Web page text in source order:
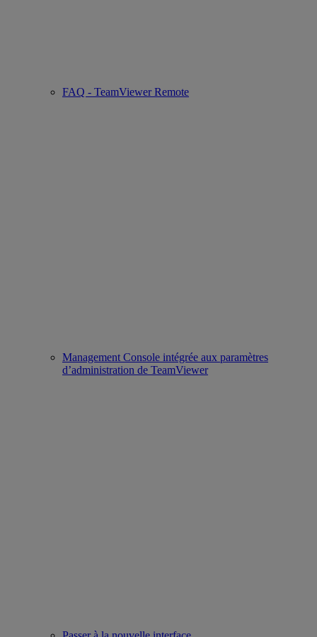
FAQ - TeamViewer Remote
Management Console intégrée aux paramètres
d’administration de TeamViewer